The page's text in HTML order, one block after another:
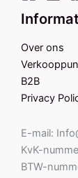
Over ons
B2B
Privacy
E-mail:
KvK-
BTW-